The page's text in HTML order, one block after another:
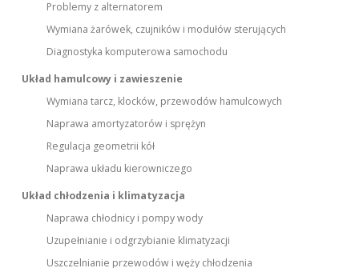
Problemy z alternatorem
Wymiana żarówek, czujników i modułów sterujących
Diagnostyka komputerowa samochodu
Układ hamulcowy i zawieszenie
Wymiana tarcz, klocków, przewodów hamulcowych
Naprawa amortyzatorów i sprężyn
Regulacja geometrii kół
Naprawa układu kierowniczego
Układ chłodzenia i klimatyzacja
Naprawa chłodnicy i pompy wody
Uzupełnianie i odgrzybianie klimatyzacji
Uszczelnianie przewodów i węży chłodzenia